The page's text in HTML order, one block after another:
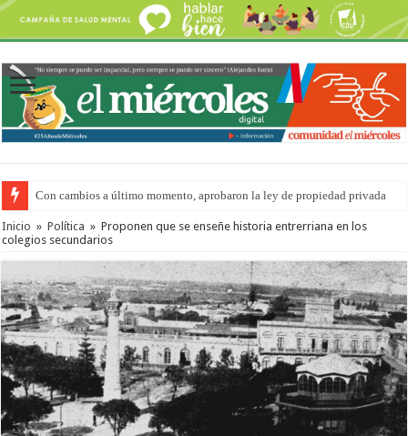
Con cambios a último momento, aprobaron la ley de propiedad privada
Inicio » Política » Proponen que se enseñe historia entrerriana en los
colegios secundarios